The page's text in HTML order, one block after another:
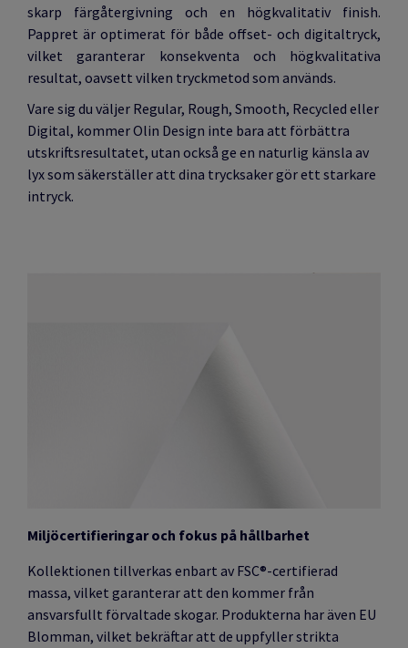
skarp färgåtergivning och en högkvalitativ finish.
Pappret är optimerat för både offset- och digitaltryck,
vilket garanterar konsekventa och högkvalitativa
resultat, oavsett vilken tryckmetod som används.
Vare sig du väljer Regular, Rough, Smooth, Recycled eller
Digital, kommer Olin Design inte bara att förbättra
utskriftsresultatet, utan också ge en naturlig känsla av
lyx som säkerställer att dina trycksaker gör ett starkare
intryck.
Miljöcertifieringar och fokus på hållbarhet
Kollektionen tillverkas enbart av FSC®-certifierad
massa, vilket garanterar att den kommer från
ansvarsfullt förvaltade skogar. Produkterna har även EU
Blomman, vilket bekräftar att de uppfyller strikta